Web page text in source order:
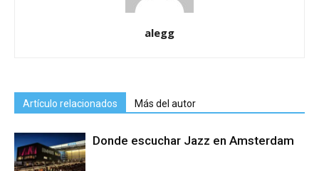
alegg
Artículo relacionados Más del autor
Donde escuchar Jazz en Amsterdam